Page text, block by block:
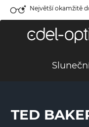
Největší okamžitě
TED